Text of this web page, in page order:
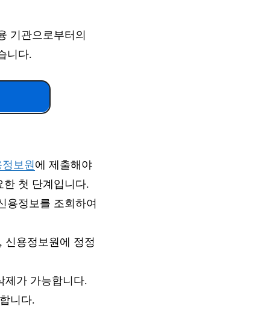
기관으로부터의
니다.
보원 에 제출해야
첫 단계입니다.
용정보를 조회하여
신용정보원에 정정
제가 가능합니다.
니다.